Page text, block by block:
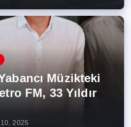
Müzikteki
FM, 33 Yıldır
2025